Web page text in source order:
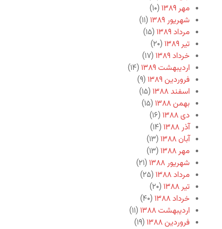
مهر ۱۳۸۹
(۱۰)
شهریور ۱۳۸۹
(۱۱)
مرداد ۱۳۸۹
(۱۵)
تیر ۱۳۸۹
(۲۰)
خرداد ۱۳۸۹
(۱۷)
اردیبهشت ۱۳۸۹
(۱۴)
فروردین ۱۳۸۹
(۹)
اسفند ۱۳۸۸
(۱۵)
بهمن ۱۳۸۸
(۱۵)
دی ۱۳۸۸
(۱۶)
آذر ۱۳۸۸
(۱۴)
آبان ۱۳۸۸
(۱۳)
مهر ۱۳۸۸
(۱۳)
شهریور ۱۳۸۸
(۲۱)
مرداد ۱۳۸۸
(۲۵)
تیر ۱۳۸۸
(۲۰)
خرداد ۱۳۸۸
(۴۰)
اردیبهشت ۱۳۸۸
(۱۱)
فروردین ۱۳۸۸
(۱۹)